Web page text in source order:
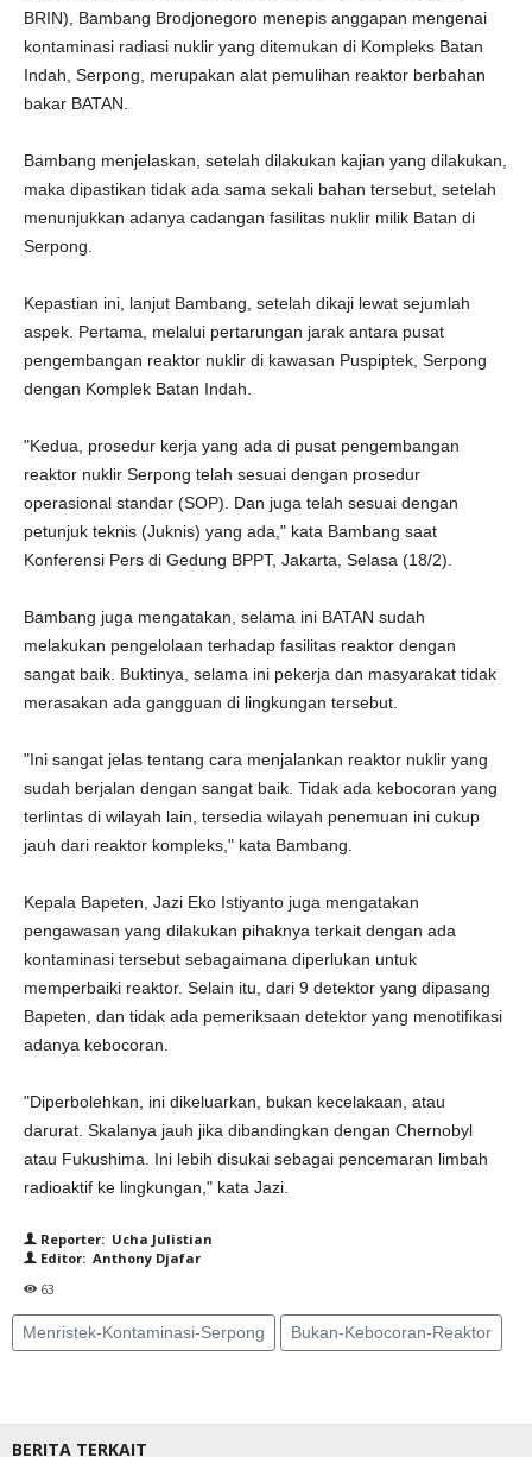
BRIN), Bambang Brodjonegoro menepis anggapan mengenai
kontaminasi radiasi nuklir yang ditemukan di Kompleks Batan
Indah, Serpong, merupakan alat pemulihan reaktor berbahan
bakar BATAN.
Bambang menjelaskan, setelah dilakukan kajian yang dilakukan,
maka dipastikan tidak ada sama sekali bahan tersebut, setelah
menunjukkan adanya cadangan fasilitas nuklir milik Batan di
Serpong.
Kepastian ini, lanjut Bambang, setelah dikaji lewat sejumlah
aspek. Pertama, melalui pertarungan jarak antara pusat
pengembangan reaktor nuklir di kawasan Puspiptek, Serpong
dengan Komplek Batan Indah.
"Kedua, prosedur kerja yang ada di pusat pengembangan
reaktor nuklir Serpong telah sesuai dengan prosedur
operasional standar (SOP). Dan juga telah sesuai dengan
petunjuk teknis (Juknis) yang ada," kata Bambang saat
Konferensi Pers di Gedung BPPT, Jakarta, Selasa (18/2).
Bambang juga mengatakan, selama ini BATAN sudah
melakukan pengelolaan terhadap fasilitas reaktor dengan
sangat baik. Buktinya, selama ini pekerja dan masyarakat tidak
merasakan ada gangguan di lingkungan tersebut.
"Ini sangat jelas tentang cara menjalankan reaktor nuklir yang
sudah berjalan dengan sangat baik. Tidak ada kebocoran yang
terlintas di wilayah lain, tersedia wilayah penemuan ini cukup
jauh dari reaktor kompleks," kata Bambang.
Kepala Bapeten, Jazi Eko Istiyanto juga mengatakan
pengawasan yang dilakukan pihaknya terkait dengan ada
kontaminasi tersebut sebagaimana diperlukan untuk
memperbaiki reaktor. Selain itu, dari 9 detektor yang dipasang
Bapeten, dan tidak ada pemeriksaan detektor yang menotifikasi
adanya kebocoran.
"Diperbolehkan, ini dikeluarkan, bukan kecelakaan, atau
darurat. Skalanya jauh jika dibandingkan dengan Chernobyl
atau Fukushima. Ini lebih disukai sebagai pencemaran limbah
radioaktif ke lingkungan," kata Jazi.
Reporter: Ucha Julistian
Editor: Anthony Djafar
63
Menristek-Kontaminasi-Serpong Bukan-Kebocoran-Reaktor
BERITA TERKAIT